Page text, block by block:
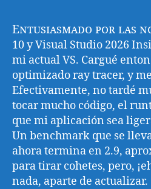
Entusiasmado por las
10 y Visual Studio 2026
mi actual VS. Cargué
optimizado ray tracer, y
Efectivamente, no tardé
tocar mucho código, el
que mi aplicación sea
Un benchmark que se
ahora termina en 2.9,
para tirar cohetes, pero,
nada, aparte de actualizar.